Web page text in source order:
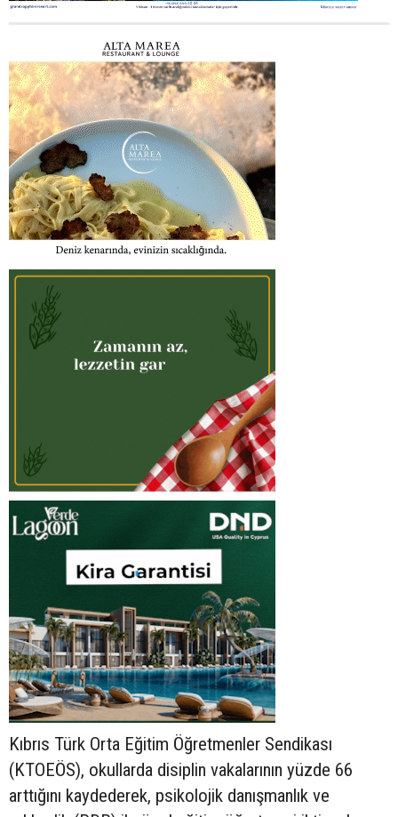
Kıbrıs Türk Orta Eğitim Öğretmenler Sendikası
(KTOEÖS), okullarda disiplin vakalarının yüzde 66
arttığını kaydederek, psikolojik danışmanlık ve